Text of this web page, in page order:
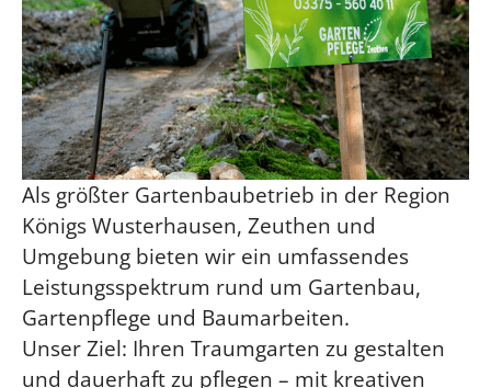
Als größter Gartenbaubetrieb in der Region
Königs Wusterhausen, Zeuthen und
Umgebung bieten wir ein umfassendes
Leistungsspektrum rund um Gartenbau,
Gartenpflege und Baumarbeiten.
Unser Ziel: Ihren Traumgarten zu gestalten
und dauerhaft zu pflegen – mit kreativen